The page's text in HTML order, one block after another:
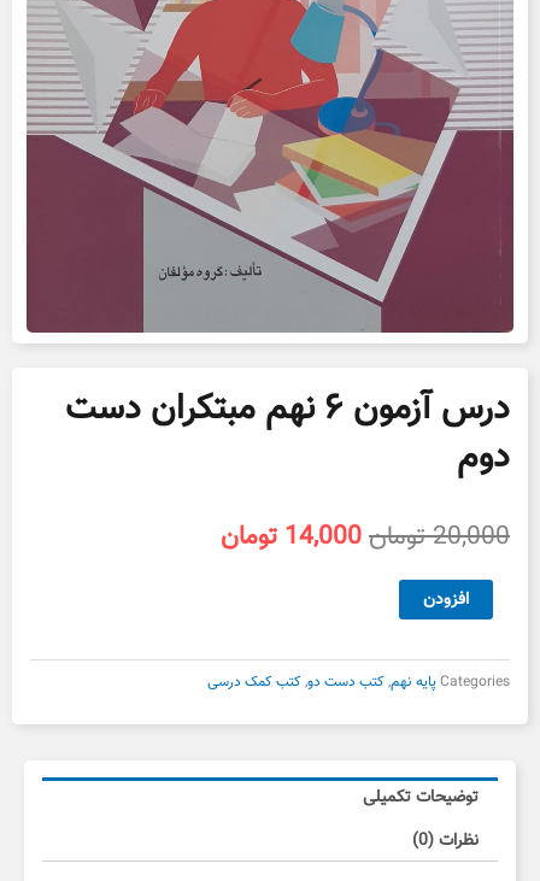
درس آزمون ۶ نهم مبتکران دست
دوم
20,000تومانقیمت
14,000 تومان
درس
آزمون
نهم
مبتکران
دست
عدد
افزودن
Categoriesپایه نهم,کتب دست دو,کتب کمک درسی
توضیحات تکمیلی
نظرات (0)